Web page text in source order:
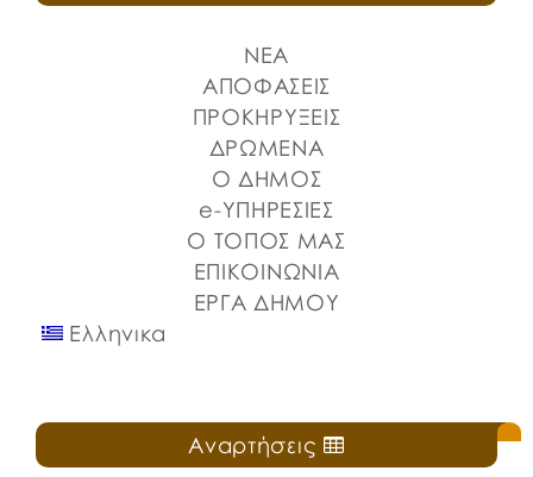
ΝΕΑ
ΑΠΟΦΑΣΕΙΣ
ΠΡΟΚΗΡΥΞΕΙΣ
ΔΡΩΜΕΝΑ
Ο ΔΗΜΟΣ
e-ΥΠΗΡΕΣΙΕΣ
Ο ΤΟΠΟΣ ΜΑΣ
ΕΠΙΚΟΙΝΩΝΙΑ
ΕΡΓΑ ΔΗΜΟΥ
Ελληνικα
Αναρτήσεις